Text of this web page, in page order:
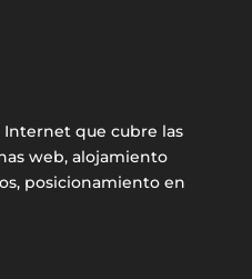
Internet que cubre las
web, alojamiento
posicionamiento en